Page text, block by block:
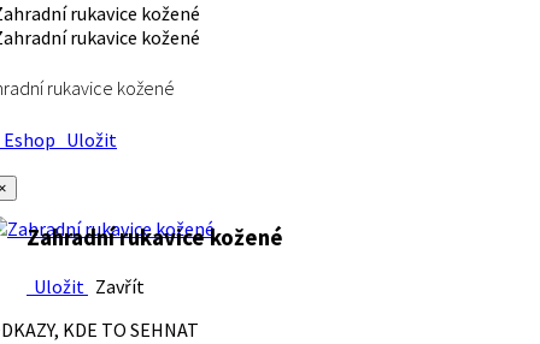
rukavice kožené
Uložit
Zahradní rukavice kožené
Uložit Zavřít
KDE TO SEHNAT